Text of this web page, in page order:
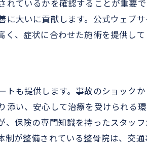
よる交通事故対応力
手続きのスムーズな連携
サポートの利点
院の選び方
ているかを確認することが重要
大いに貢献します。公式ウェブ
、症状に合わせた施術を提供して
も提供します。事故のショック
い、安心して治療を受けられる
保険の専門知識を持ったスタッ
が整備されている整骨院は、交